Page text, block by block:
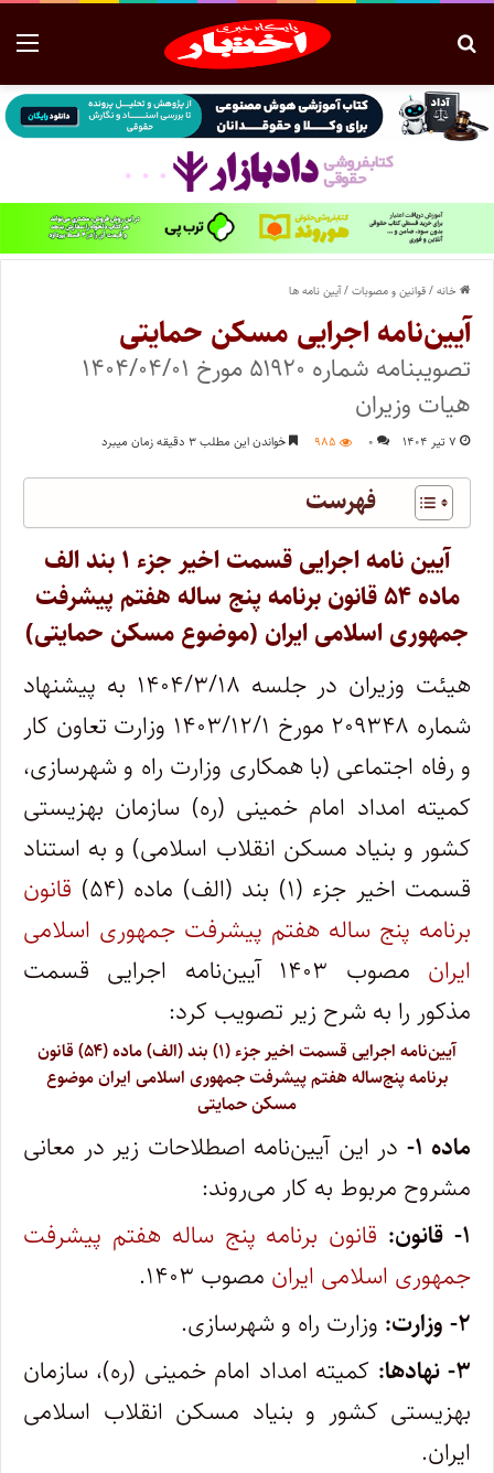
خانه/قوانین و مصوبات/آیین نامه ها
آیین‌نامه اجرایی مسکن حمایتی
تصویبنامه شماره ۵۱۹۲۰ مورخ ۱۴۰۴/۰۴/۰۱
هیات وزیران
۷ تیر ۱۴۰۴ ۰ ۹۸۵ خواندن این مطلب ۳ دقیقه زمان میبرد
فهرست
آیین نامه اجرایی قسمت اخیر جزء ۱ بند الف
ماده ۵۴ قانون برنامه پنج ساله هفتم پیشرفت
جمهوری اسلامی ایران (موضوع مسکن حمایتی)
هیئت وزیران در جلسه ۱۴۰۴/۳/۱۸ به پیشنهاد
شماره ۲۰۹۳۴۸ مورخ ۱۴۰۳/۱۲/۱ وزارت تعاون کار
و رفاه اجتماعی (با همکاری وزارت راه و شهرسازی،
کمیته امداد امام خمینی (ره) سازمان بهزیستی
کشور و بنیاد مسکن انقلاب اسلامی) و به استناد
قسمت اخیر جزء (۱) بند (الف) ماده (۵۴)
قانون
برنامه پنج ساله هفتم پیشرفت جمهوری اسلامی
ایران
مصوب ۱۴۰۳ آیین‌نامه اجرایی قسمت
مذکور را به شرح زیر تصویب کرد:
آیین‌نامه اجرایی قسمت اخیر جزء (۱) بند (الف) ماده (۵۴) قانون
برنامه پنج‌ساله هفتم پیشرفت جمهوری اسلامی ایران موضوع
مسکن حمایتی
ماده ۱-
در این آیین‌نامه اصطلاحات زیر در معانی
مشروح مربوط به کار می‌روند:
۱- قانون:
قانون برنامه پنج ساله هفتم پیشرفت
جمهوری اسلامی ایران مصوب ۱۴۰۳.
۲- وزارت:
وزارت راه و شهرسازی.
۳- نهادها:
کمیته امداد امام خمینی (ره)، سازمان
بهزیستی کشور و بنیاد مسکن انقلاب اسلامی
ایران.